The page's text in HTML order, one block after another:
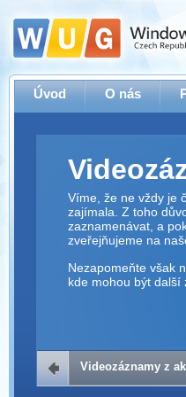
Úvod O nás
Víme, že ne vždy je
zajímala. Z toho
zaznamenávat, a
zveřejňujeme na
Nezapomeňte však
kde mohou být další
Videozáznamy z